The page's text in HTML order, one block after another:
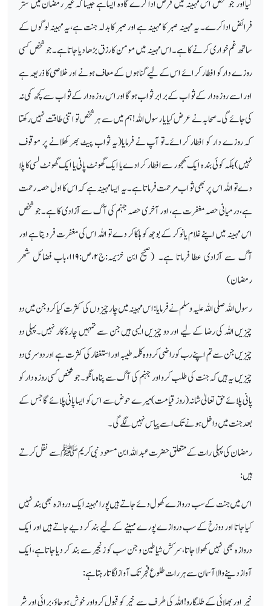
کیااور جو شخص اس مہینہ میں فرض ادا کرے گاوہ ایساہے جیساکہ غیر رمضان میں ستر
فرائض ادا کرے۔ یہ مہینہ صبر کا مہینہ ہے اور صبر کا بدلہ جنت ہے،یہ مہینہ لوگوں کے
ساتھ غم خواری کرنے کا ہے۔اس مہینہ میں مومن کا رزق بڑھا دیا جاتا ہے۔جو شخص کسی
روزے دار کو افطار کرائے اس کے لیے گناہوں کے معاف ہونے اور خلاصی کا ذریعہ ہے
اور اسے روزہ دار کے ثواب کے برابر ثواب ہوگااور اس روزہ دار کے ثواب سے کچھ کمی نہ
کی جائے گی۔صحابہ نے عرض کیا یا رسول اللہ!ہم میں سے ہر شخص تو اتنی طاقت نہیں رکھتا
کہ روزے دار کو افطار کرائے۔تو آپ نے فرمایا(یہ ثواب پیٹ بھر کھلانے پر موقوف
نہیں)بلکہ کوئی بندہ ایک کھجور سے افطار کرادے یا ایک گھونٹ پانی یا ایک گھونٹ لسی کا پلا
دے تو اللہ اس پر بھی ثواب مرحمت فرماتا ہے۔ یہ ایسا مہینہ ہے کہ اس کا اول حصہ رحمت
ہے،درمیانی حصہ مغفرت ہے، اور آخری حصہ جہنم کی آگ سے آزادی کا ہے۔جو شخص
اس مہینہ میں اپنے غلام یا نوکر کے بوجھ کو ہلکاکر دے تو اللہ اس کی مغفرت فر دیتا ہے اور
آگ سے آزادی عطا فرماتا ہے۔ (صحیح ابن خزیمہ:ج۲،ص:۱۱۹،باب فضائل شھر
رمضان)
رسول اللہ صلی اللہ علیہ وسلم نے فرمایا: اس مہینہ میں چار چیزوں کی کثرت کیا کروجن میں دو
چیزیں اللہ کی رضا کے لیے اور دو چیزیں ایسی ہیں جن سے تمہیں چارۂ کار نہیں۔پہلی دو
چیزیں جن سے تم اپنے رب کوراضی کرو وہ کلمہ طیبہ اور استغفار کی کثرت ہے اور دوسری دو
چیزیں یہ ہیں کہ جنت کی طلب کرو اور جہنم کی آگ سے پناہ مانگو۔جو شخص کسی روزہ دار کو
پانی پلائے حق تعالیٰ شانہ(روز قیامت)میرے حوض سے اس کو ایسا پانی پلائے گا جس کے
بعد جنت میں داخل ہونے تک اسے پیاس نہیں لگے گی۔
رمضان کی پہلی رات کے متعلق حضرت عبد اللہ ابن مسعود نبی کریم ﷺ سے نقل کرتے
ہیں:
اس میں جنت کے سب دروازے کھول دئے جاتے ہیں پورا مہینہ ایک دروازہ بھی بند نہیں
کیا جاتا اور دوزخ کے سب دروازے پورے مہینے کے لیے بند کر دیے جاتے ہیں اور ایک
دروازہ بھی نہیں کھولا جاتا،سرکش شیاطین و جن سب کو زنجیر سے بند کر دیا جاتاہے،ایک
آواز دینے والا آسمان سے ہر رات طلوع فجر تک آواز لگاتا رہتا ہے:
خیر اور بھلائی کے طلبگارو!اللہ کی طرف سے خیر کو قبول کرواور خوش ہوجاؤ،برائی اور شر